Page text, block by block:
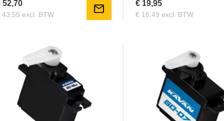
52,70
43,55 excl. BTW mail € 19,95
€ 16,49 excl. BTW